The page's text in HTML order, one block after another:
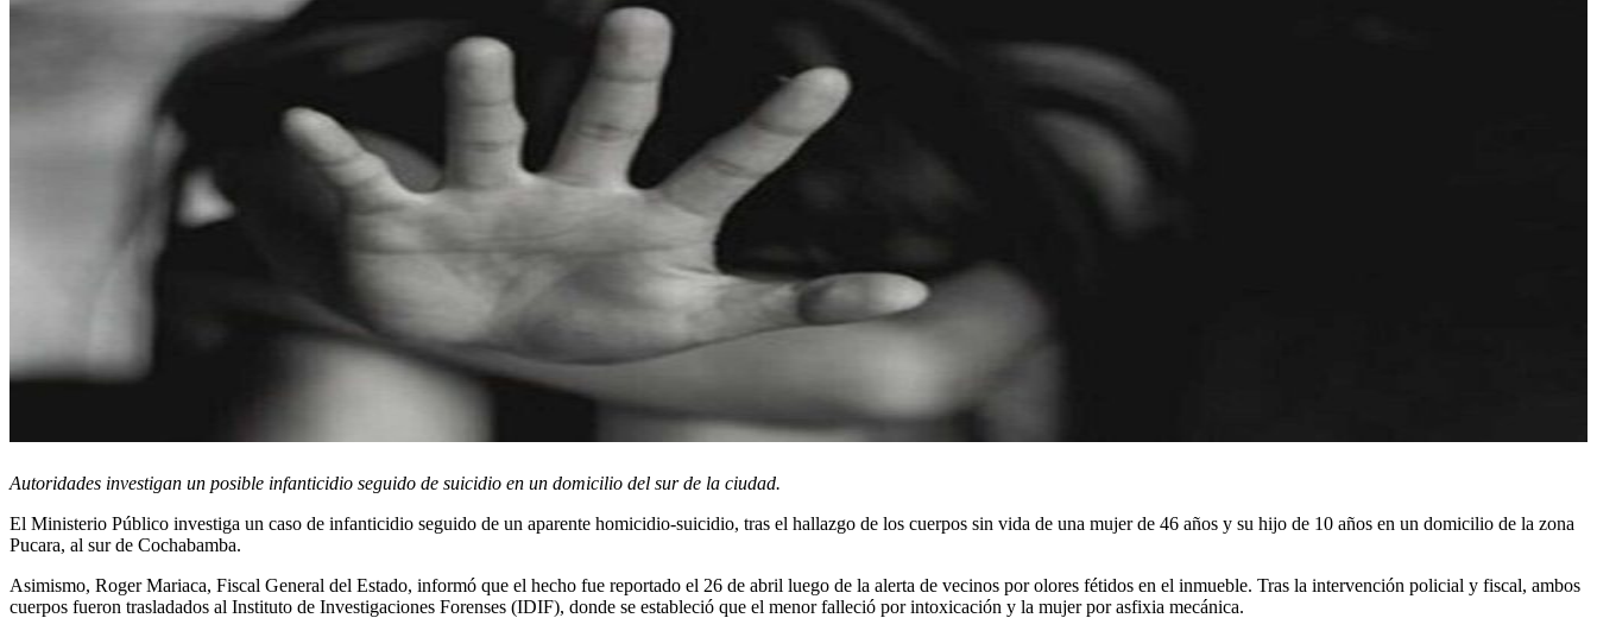
Autoridades investigan un posible infanticidio seguido de suicidio en un domicilio del sur de la ciudad.
El Ministerio Público investiga un caso de infanticidio seguido de un aparente homicidio-suicidio, tras el hallazgo de los cuerpos sin vida de una mujer de 46 años y su hijo de 10 años en un domicilio de la zona
Pucara, al sur de Cochabamba.
Asimismo, Roger Mariaca, Fiscal General del Estado, informó que el hecho fue reportado el 26 de abril luego de la alerta de vecinos por olores fétidos en el inmueble. Tras la intervención policial y fiscal, ambos
cuerpos fueron trasladados al Instituto de Investigaciones Forenses (IDIF), donde se estableció que el menor falleció por intoxicación y la mujer por asfixia mecánica.